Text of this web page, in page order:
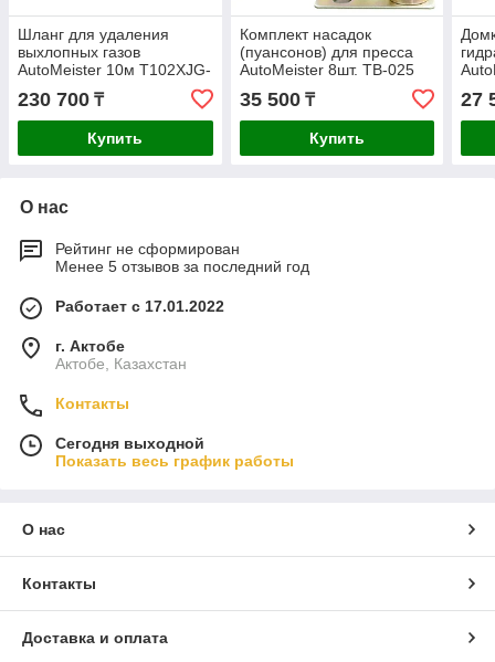
Шланг для удаления
выхлопных газов
AutoMeister 10м T102XJG-
230 700 ₸
Купить
Комплект насадок
(пуансонов) для пресса
AutoMeister 8шт. TB-025
35 500₸
Купить
27
О нас
Рейтинг не сформирован
Менее 5 отзывов за последний год
Работает с 17.01.2022
г. Актобе
Актобе, Казахстан
Контакты
Сегодня выходной
Показать весь график работы
О нас
Контакты
Доставка и оплата